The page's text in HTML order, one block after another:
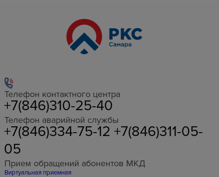
Телефон контактного центра
+7(846)310-25-40
Телефон аварийной службы
+7(846)334-75-12 +7(846)311-05-
05
Прием обращений абонентов МКД
Виртуальная приемная